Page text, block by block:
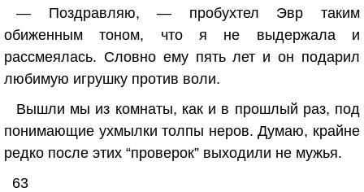
— Поздравляю, — пробухтел Эвр таким
обиженным тоном, что я не выдержала и
рассмеялась. Словно ему пять лет и он подарил
любимую игрушку против воли.
Вышли мы из комнаты, как и в прошлый раз, под
понимающие ухмылки толпы неров. Думаю, крайне
редко после этих “проверок” выходили не мужья.
63